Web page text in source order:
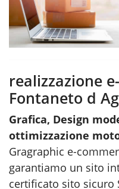
realizzazione
Fontaneto d
Grafica, Design
ottimizzazione
Gragraphic e-
garantiamo un sito
certificato sito sicuro